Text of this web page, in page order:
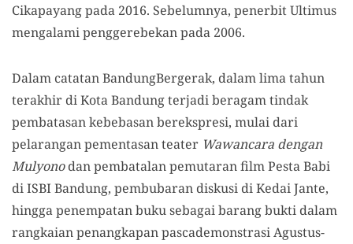
Cikapayang pada 2016. Sebelumnya, penerbit Ultimus
mengalami penggerebekan pada 2006.
Dalam catatan BandungBergerak, dalam lima tahun
terakhir di Kota Bandung terjadi beragam tindak
pembatasan kebebasan berekspresi, mulai dari
pelarangan pementasan teater Wawancara dengan
Mulyonodan pembatalan pemutaran film Pesta Babi
di ISBI Bandung, pembubaran diskusi di Kedai Jante,
hingga penempatan buku sebagai barang bukti dalam
rangkaian penangkapan pascademonstrasi Agustus-